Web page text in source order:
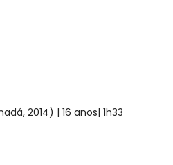
2014) | 16 anos| 1h33